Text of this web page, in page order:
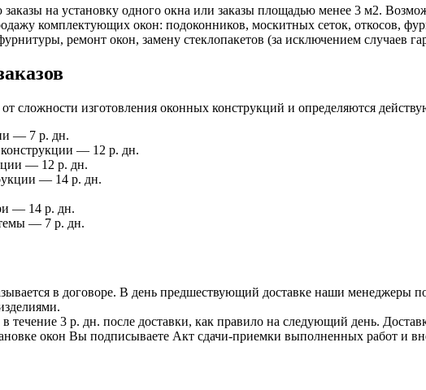
на установку одного окна или заказы площадью менее 3 м2.
комплектующих окон: подоконников, москитных сеток, откосов,
ремонт окон, замену стеклопакетов (за исключением случаев
сложности изготовления оконных конструкций и определяются
— 7 р. дн.
— 12 р. дн.
— 12 р. дн.
— 14 р. дн.
— 14 р. дн.
— 7 р. дн.
в договоре. В день предшествующий доставке наши менеджеры
течение 3 р. дн. после доставки, как правило на следующий день.
окон Вы подписываете Акт сдачи-приемки выполненных работ и